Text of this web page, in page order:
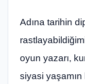
Adına tarihin
oyun yazarı,
siyasi